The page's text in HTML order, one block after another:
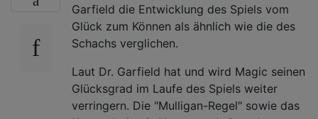
Garfield die Entwicklung des Spiels vom
Glück zum Können als ähnlich wie die des
Schachs verglichen.
Laut Dr. Garfield hat und wird Magic seinen
Glücksgrad im Laufe des Spiels weiter
verringern. Die "Mulligan-Regel" sowie das